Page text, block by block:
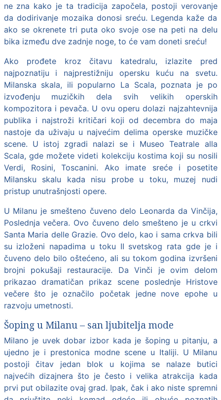
ne zna kako je ta tradicija započela, postoji verovanje
da dodirivanje mozaika donosi sreću. Legenda kaže da
ako se okrenete tri puta oko svoje ose na peti na delu
bika između dve zadnje noge, to će vam doneti sreću!
Ako prođete kroz čitavu katedralu, izlazite pred
najpoznatiju i najprestižniju opersku kuću na svetu.
Milanska skala, ili popularno La Scala, poznata je po
izvođenju muzičkih dela svih velikih operskih
kompozitora i pevača. U ovu operu dolazi najzahtevnija
publika i najstroži kritičari koji od decembra do maja
nastoje da uživaju u najvećim delima operske muzičke
scene. U istoj zgradi nalazi se i Museo Teatrale alla
Scala, gde možete videti kolekciju kostima koji su nosili
Verdi, Rosini, Toscanini. Ako imate sreće i posetite
Milansku skalu kada nisu probe u toku, muzej nudi
pristup unutrašnjosti opere.
U Milanu je smešteno čuveno delo Leonarda da Vinčija,
Poslednja večera. Ovo čuveno delo smešteno je u crkvi
Santa Maria delle Grazie. Ovo delo, kao i sama crkva bili
su izloženi napadima u toku II svetskog rata gde je i
čuveno delo bilo oštećeno, ali su tokom godina izvršeni
brojni pokušaji restauracije. Da Vinči je ovim delom
prikazao dramatičan prikaz scene poslednje Hristove
večere što je označilo početak jedne nove epohe u
razvoju umetnosti.
Šoping u Milanu – san ljubitelja mode
Milano je uvek dobar izbor kada je šoping u pitanju, a
ujedno je i prestonica modne scene u Italiji. U Milanu
postoji čitav jedan blok u kojima se nalaze butici
najvećih dizajnera što je često i velika atrakcija kada
prvi put obilazite ovaj grad. Ipak, čak i ako niste spremni